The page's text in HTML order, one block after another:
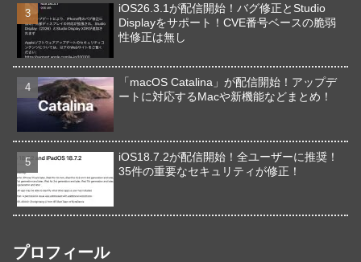
iOS26.3.1が配信開始！バグ修正とStudio
Displayをサポート！CVE番号ベースの脆弱
性修正は無し
「macOS Catalina」が配信開始！アップデ
ートに対応するMacや新機能などまとめ！
iOS18.7.2が配信開始！全ユーザーに推奨！
35件の重要なセキュリティが修正！
プロフィール